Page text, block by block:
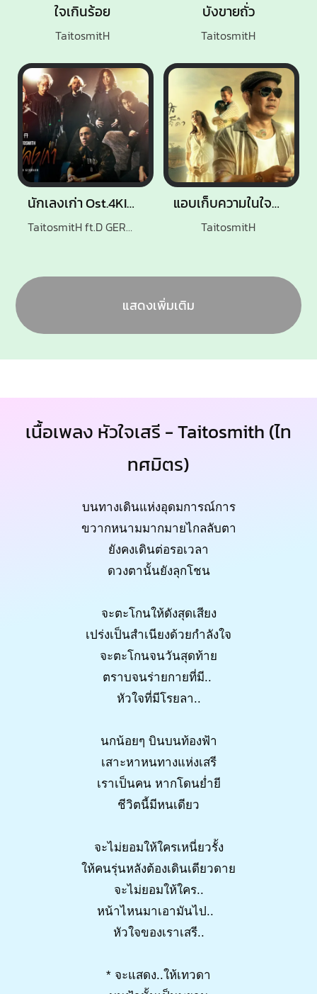
แอบเก็บความในใจไว้ภายในแว่นเรย์แบนสีดำ
TaitosmitH
นักเลงเก่า Ost.4KINGS
TaitosmitH ft.D GERRARD
ใจเกินร้อย
TaitosmitH
บังขายถั่ว
TaitosmitH
แสดงเพิ่มเติม
เนื้อเพลง หัวใจเสรี - Taitosmith (ไท
ทศมิตร)
บนทางเดินแห่งอุดมการณ์การ
ขวากหนามมากมายไกลลับตา
ยังคงเดินต่อรอเวลา
ดวงตานั้นยังลุกโชน
จะตะโกนให้ดังสุดเสียง
เปร่งเป็นสำเนียงด้วยกำลังใจ
จะตะโกนจนวันสุดท้าย
ตราบจนร่ายกายที่มี..
หัวใจที่มีโรยลา..
นกน้อยๆ บินบนท้องฟ้า
เสาะหาหนทางแห่งเสรี
เราเป็นคน หากโดนย่ำยี
ชีวิตนี้มีหนเดียว
จะไม่ยอมให้ใครเหนี่ยวรั้ง
ให้คนรุ่นหลังต้องเดินเดียวดาย
จะไม่ยอมให้ใคร..
หน้าไหนมาเอามันไป..
หัวใจของเราเสรี..
* จะแสดง..ให้เทวดา